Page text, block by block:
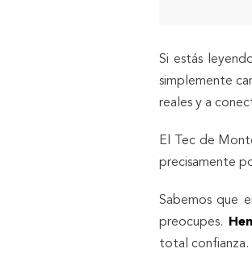
Si estás
simplemente
reales y a
El Tec de
precisamente
Sabemos que
preocupes.
total confianza.